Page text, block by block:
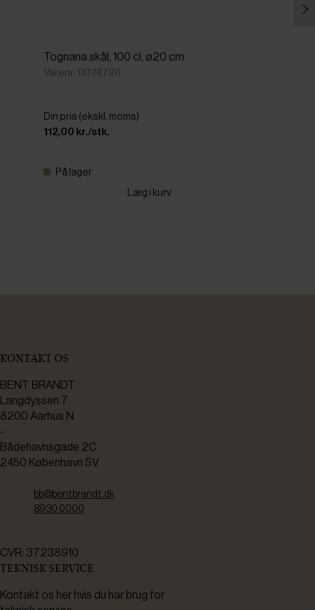
Tognana skål, 100 cl, ø20 cm
Varenr: 11074720
Din pris (ekskl. moms)
112,00 kr./stk.
På lager
Læg i kurv
KONTAKT OS
BENT BRANDT
Langdyssen 7
8200 Aarhus N
-
Bådehavnsgade 2C
2450 København SV
bb@bentbrandt.dk
8930 0000
CVR: 37238910
TEKNISK SERVICE
Kontakt os her hvis du har brug for